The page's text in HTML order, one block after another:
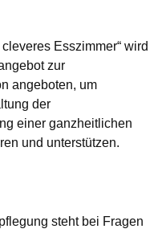
Esszimmer“ wird
zur
angeboten, um
der
einer ganzheitlichen
und unterstützen.
steht bei Fragen